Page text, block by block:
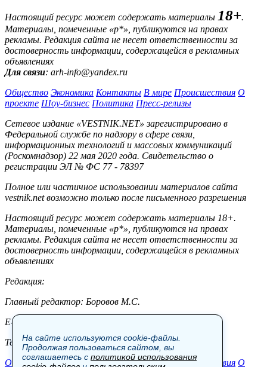
Настоящий ресурс может содержать материалы 18+.
Материалы, помеченные «р*», публикуются на правах
рекламы. Редакция сайта не несет ответственности за
достоверность информации, содержащейся в рекламных
объявлениях
Для связи: arh-info@yandex.ru
Общество Экономика Контакты В мире Происшествия О
проекте Шоу-бизнес Политика Пресс-релизы
Сетевое издание «VESTNIK.NET» зарегистрировано в
Федеральной службе по надзору в сфере связи,
информационных технологий и массовых коммуникаций
(Роскомнадзор) 22 мая 2020 года. Свидетельство о
регистрации ЭЛ № ФС 77 - 78397
Полное или частичное использовании материалов сайта
vestnik.net возможно только после письменного разрешения
Настоящий ресурс может содержать материалы 18+.
Материалы, помеченные «р*», публикуются на правах
рекламы. Редакция сайта не несет ответственности за
достоверность информации, содержащейся в рекламных
объявлениях
Редакция:
Главный редактор: Боровов М.С.
E-mail: site@vestnik.net, reb.msk@yandex.ru
Тел.: +7 (921) 720-00-97
Общество Экономика Контакты В мире Происшествия О
На сайте используются cookie-файлы.
Продолжая пользоваться сайтом, вы
соглашаетесь с политикой использования